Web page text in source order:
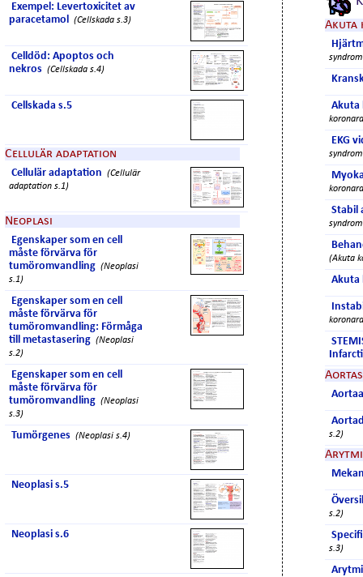
Exempel: Levertoxicitet av
paracetamol (Cellskada s.3)
Celldöd: Apoptos och
nekros (Cellskada s.4)
Cellskada s.5
Cellulär adaptation
Cellulär adaptation (Cellulär
adaptation s.1)
Neoplasi
Egenskaper som en cell
måste förvärva för
tumöromvandling (Neoplasi
s.1)
Egenskaper som en cell
måste förvärva för
tumöromvandling: Förmåga
till metastasering (Neoplasi
s.2)
Egenskaper som en cell
måste förvärva för
tumöromvandling (Neoplasi
s.3)
Tumörgenes (Neoplasi s.4)
Neoplasi s.5
Neoplasi s.6
Akuta
Akuta
EKG
Stabil
(Akuta
Akuta
s.2)
s.2)
s.3)